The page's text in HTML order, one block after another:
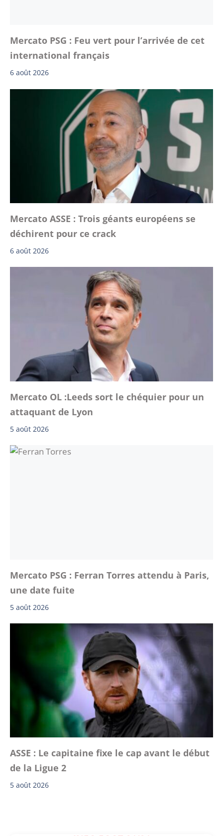
Mercato PSG : Feu vert pour l’arrivée de cet
international français
6 août 2026
Mercato ASSE : Trois géants européens se
déchirent pour ce crack
6 août 2026
Mercato OL :Leeds sort le chéquier pour un
attaquant de Lyon
5 août 2026
Mercato PSG : Ferran Torres attendu à Paris,
une date fuite
5 août 2026
ASSE : Le capitaine fixe le cap avant le début
de la Ligue 2
5 août 2026